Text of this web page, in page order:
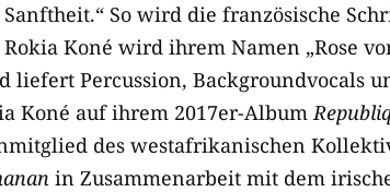
So wird die französische
Koné wird ihrem Namen „Rose
liefert Percussion, Backgroundvocals
Koné auf ihrem 2017er-Album
des westafrikanischen
in Zusammenarbeit mit dem